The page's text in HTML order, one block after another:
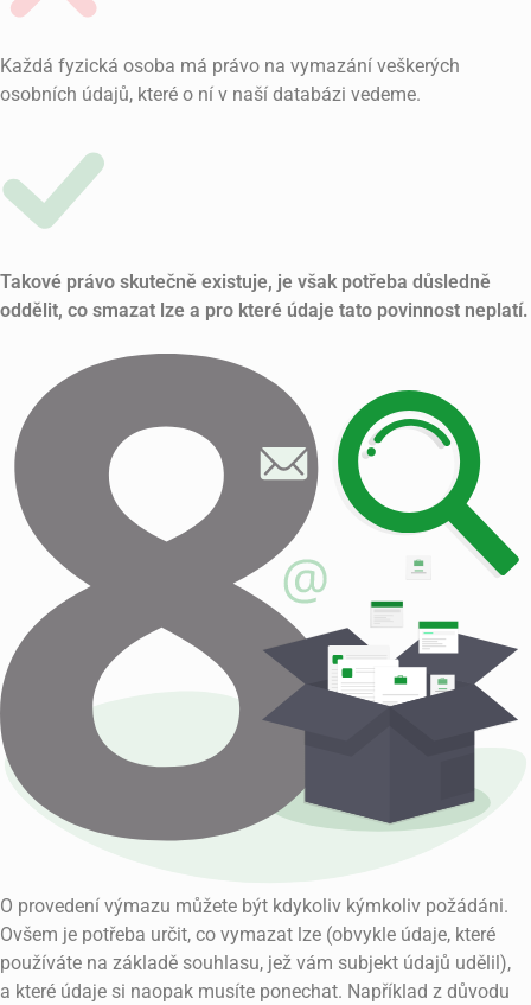
Každá fyzická osoba má právo na vymazání veškerých
osobních údajů, které o ní v naší databázi vedeme.
Takové právo skutečně existuje, je však potřeba důsledně
oddělit, co smazat lze a pro které údaje tato povinnost neplatí.
O provedení výmazu můžete být kdykoliv kýmkoliv požádáni.
Ovšem je potřeba určit, co vymazat lze (obvykle údaje, které
používáte na základě souhlasu, jež vám subjekt údajů udělil),
a které údaje si naopak musíte ponechat. Například z důvodu